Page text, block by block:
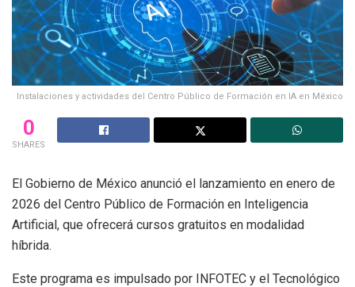
Instalaciones y actividades del Centro Público de Formación en IA en México
0
SHARES
El Gobierno de México anunció el lanzamiento en enero de
2026 del Centro Público de Formación en Inteligencia
Artificial, que ofrecerá cursos gratuitos en modalidad
híbrida.
Este programa es impulsado por INFOTEC y el Tecnológico